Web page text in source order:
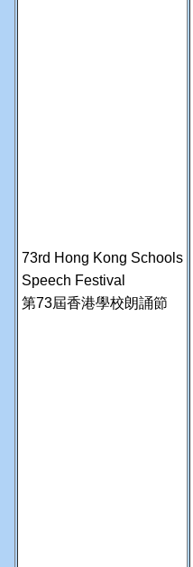
73rd Hong Kong Schools
Speech Festival
第73屆香港學校朗誦節